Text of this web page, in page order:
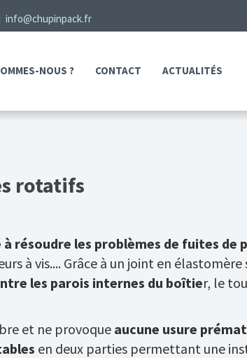
info@chupinpack.fr
NOUS ? CONTACT ACTUALITÉS
rotatifs
les problèmes de fuites de
à vis.... Grâce à un joint en
les parois internes du boîtier, le
et ne provoque aucune usure
en deux parties permettant une